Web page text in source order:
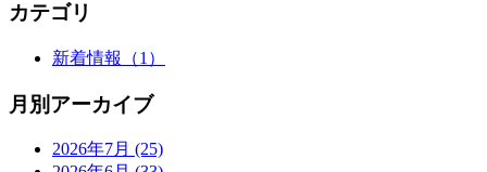
カテゴリ
新着情報 （1）
月別アーカイブ
2026年7月 (25)